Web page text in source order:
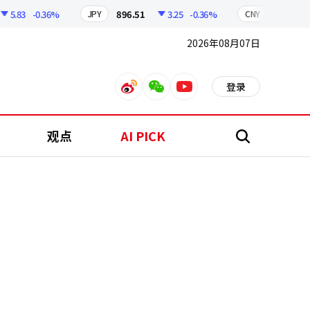
5.83 -0.36% JPY 896.51 3.25 -0.36% CNY
2026年08月07日
weiboweixinyoutube 登录
观点 AI PICK 搜